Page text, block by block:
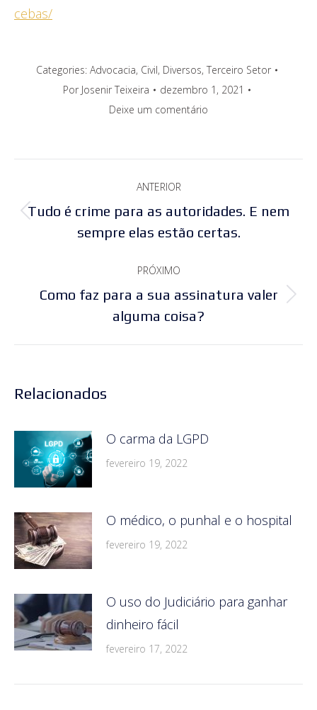
cebas/
Categories: Advocacia, Civil, Diversos, Terceiro Setor
Por Josenir Teixeira
dezembro 1, 2021
Deixe um comentário
de
ANTERIOR
Post
anterior:
Tudo é crime para as autoridades. E nem
sempre elas estão certas.
PRÓXIMO
Próximo
post:
Como faz para a sua assinatura valer
alguma coisa?
Relacionados
O carma da LGPD
fevereiro 19, 2022
O médico, o punhal e o hospital
fevereiro 19, 2022
O uso do Judiciário para ganhar
dinheiro fácil
fevereiro 17, 2022